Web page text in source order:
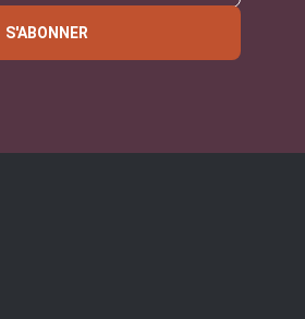
S'ABONNER